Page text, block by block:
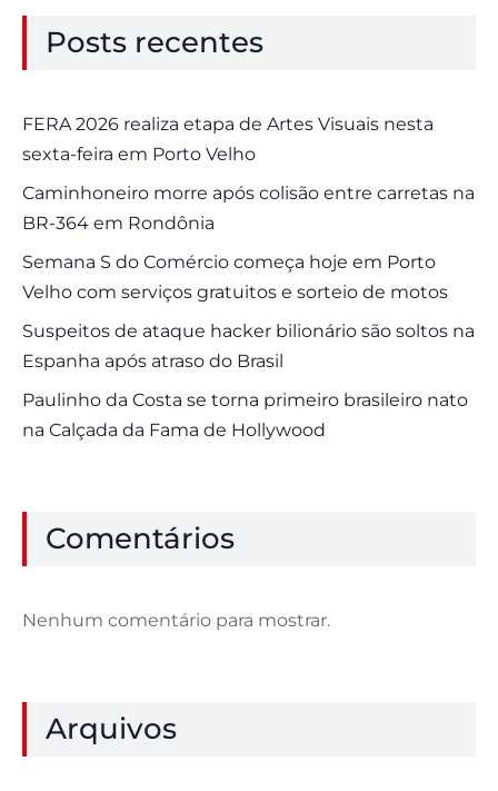
Posts recentes
FERA 2026 realiza etapa de Artes Visuais nesta
sexta-feira em Porto Velho
Caminhoneiro morre após colisão entre carretas na
BR-364 em Rondônia
Semana S do Comércio começa hoje em Porto
Velho com serviços gratuitos e sorteio de motos
Suspeitos de ataque hacker bilionário são soltos na
Espanha após atraso do Brasil
Paulinho da Costa se torna primeiro brasileiro nato
na Calçada da Fama de Hollywood
Comentários
Nenhum comentário para mostrar.
Arquivos